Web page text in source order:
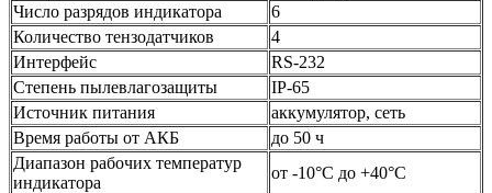
Число разрядов индикатора
6
Количество тензодатчиков
4
Интерфейс
RS-232
Степень пылевлагозащиты
IP-65
Источник питания
аккумулятор, сеть
Время работы от АКБ
до 50 ч
Диапазон рабочих температур
индикатора
от -10°C до +40°C